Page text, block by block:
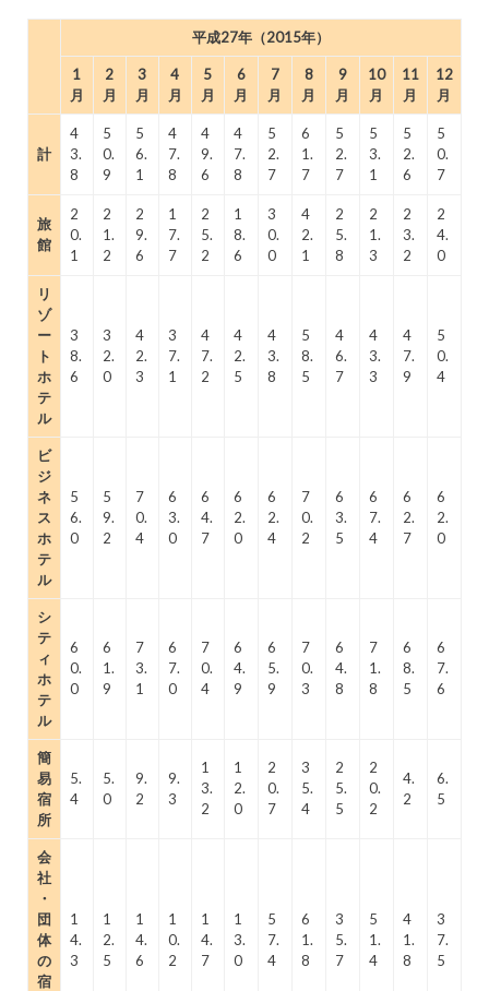
平成27年（2015年）
1
月
2
月
3
月
4
月
5
月
6
月
7
月
8
月
9
月
10
月
11
月
12
月
計
4
3.
8
5
0.
9
5
6.
1
4
7.
8
4
9.
6
4
7.
8
5
2.
7
6
1.
7
5
2.
7
5
3.
1
5
2.
6
5
0.
7
旅
館
2
0.
1
2
1.
2
2
9.
6
1
7.
7
2
5.
2
1
8.
6
3
0.
0
4
2.
1
2
5.
8
2
1.
3
2
3.
2
2
4.
0
リ
ゾ
ー
ト
ホ
テ
ル
3
8.
6
3
2.
0
4
2.
3
3
7.
1
4
7.
2
4
2.
5
4
3.
8
5
8.
5
4
6.
7
4
3.
3
4
7.
9
5
0.
4
ビ
ジ
ネ
ス
ホ
テ
ル
5
6.
0
5
9.
2
7
0.
4
6
3.
0
6
4.
7
6
2.
0
6
2.
4
7
0.
2
6
3.
5
6
7.
4
6
2.
7
6
2.
0
シ
テ
ィ
ホ
テ
ル
6
0.
0
6
1.
9
7
3.
1
6
7.
0
7
0.
4
6
4.
9
6
5.
9
7
0.
3
6
4.
8
7
1.
8
6
8.
5
6
7.
6
簡
易
宿
所
5.
4
5.
0
9.
2
9.
3
1
3.
2
1
2.
0
2
0.
7
3
5.
4
2
5.
5
2
0.
2
4.
2
6.
5
会
社
・
団
体
の
宿
1
4.
3
1
2.
5
1
4.
6
1
0.
2
1
4.
7
1
3.
0
5
7.
4
6
1.
8
3
5.
7
5
1.
4
4
1.
8
3
7.
5